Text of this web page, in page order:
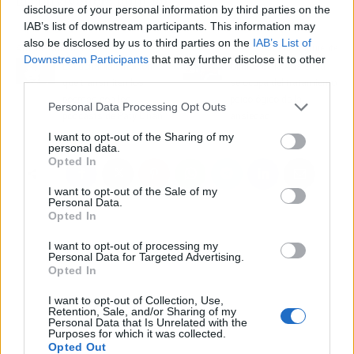
disclosure of your personal information by third parties on the
IAB’s list of downstream participants. This information may
also be disclosed by us to third parties on the IAB’s List of
Downstream Participants that may further disclose it to other
Personal Data Processing Opt Outs
I want to opt-out of the Sharing of my
personal data.
Opted In
I want to opt-out of the Sale of my
Personal Data.
Opted In
I want to opt-out of processing my
Personal Data for Targeted Advertising.
Opted In
I want to opt-out of Collection, Use,
Retention, Sale, and/or Sharing of my
Personal Data that Is Unrelated with the
Purposes for which it was collected.
Opted Out
Artículo anterior
Escuchar la emoción
que transmiten los
Artículo siguiente
Clínica de la Ansiedad
se ocupa del tratamiento